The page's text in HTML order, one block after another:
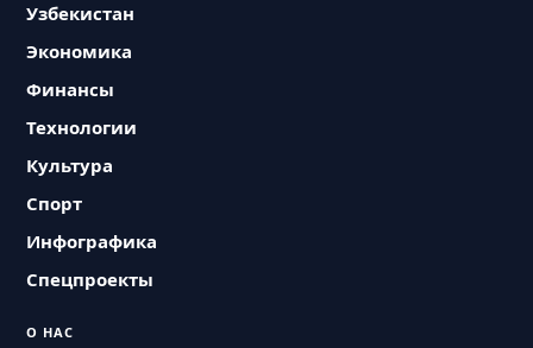
Узбекистан
Экономика
Финансы
Технологии
Культура
Спорт
Инфографика
Спецпроекты
О НАС